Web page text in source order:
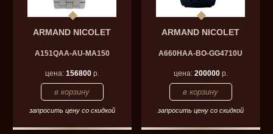
ARMAND NICOLET
A151QAA-AU-MA150
цена: 156800р.
запросить цену со скидкой
ARMAND NICOLET
A660HAA-BO-GG4710U
цена: 200000р.
запросить цену со скидкой